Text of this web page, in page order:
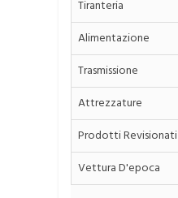
Tiranteria
Alimentazione
Trasmissione
Attrezzature
Prodotti Revisionati
Vettura D'epoca